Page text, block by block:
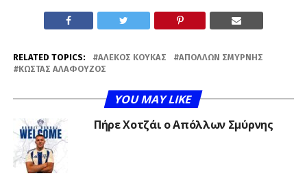
RELATED TOPICS: ΑΛΈΚΟΣ ΚΟΥΚΆΣ
ΑΠΌΛΛΩΝ ΣΜΎΡΝΗΣ
ΚΏΣΤΑΣ ΑΛΑΦΟΎΖΟΣ
YOU MAY LIKE
Πήρε Χοτζάι ο Απόλλων Σμύρνης